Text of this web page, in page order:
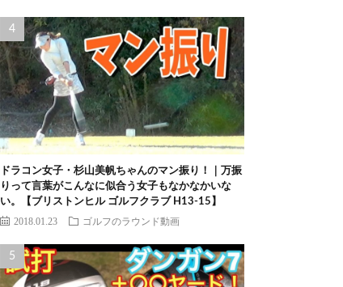
ドラコン女子・杉山美帆ちゃんのマン振り！｜万振
りって言葉がこんなに似合う女子もなかなかいな
い。【ブリストンヒル ゴルフクラブ H13-15】
2018.01.23 ゴルフのラウンド動画